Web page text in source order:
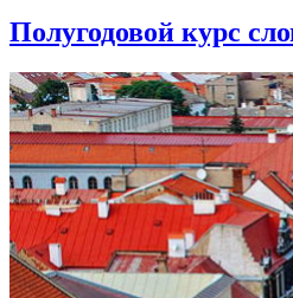
Полугодовой курс